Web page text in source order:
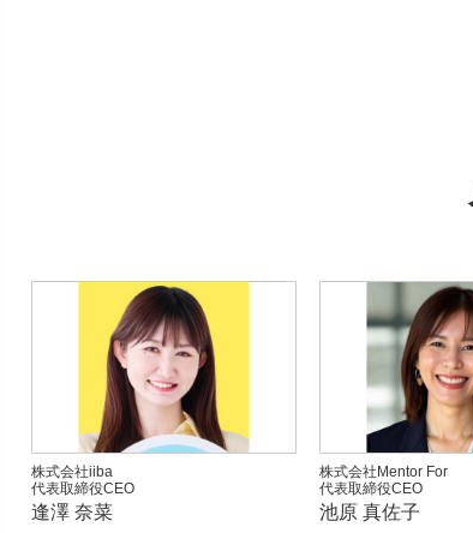
株式会社iiba
代表取締役CEO
逢澤 奈菜
株式会社Mentor For
代表取締役CEO
池原 真佐子